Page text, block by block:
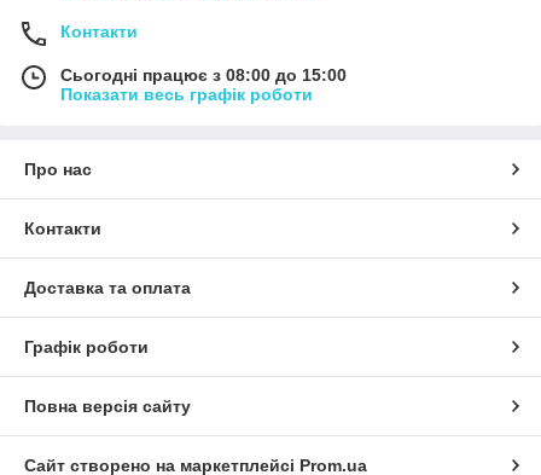
Контакти
Сьогодні працює з 08:00 до 15:00
Показати весь графік роботи
Про нас
Контакти
Доставка та оплата
Графік роботи
Повна версія сайту
Сайт створено на маркетплейсі Prom.ua